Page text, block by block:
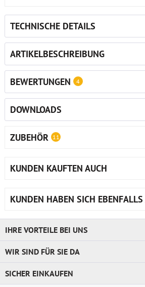
TECHNISCHE DETAILS
ARTIKELBESCHREIBUNG
BEWERTUNGEN 4
DOWNLOADS
ZUBEHÖR 11
KUNDEN KAUFTEN AUCH
KUNDEN HABEN SICH EBENFALLS
IHRE VORTEILE BEI UNS
WIR SIND FÜR SIE DA
SICHER EINKAUFEN